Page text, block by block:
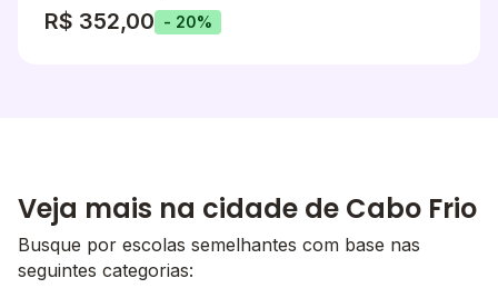
R$ 352,00 - 20%
Veja mais na cidade de Cabo Frio
Busque por escolas semelhantes com base nas
seguintes categorias: